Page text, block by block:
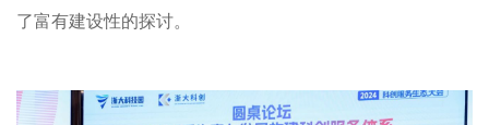
了富有建设性的探讨。